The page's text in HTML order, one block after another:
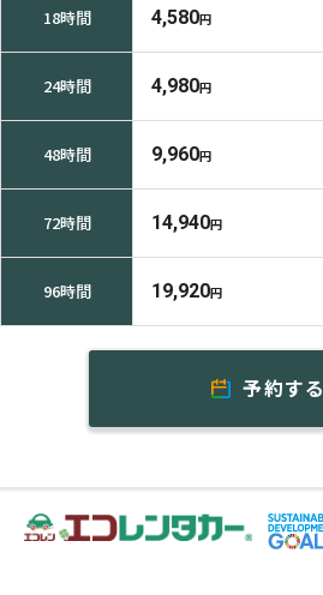
18時間 4,580円
24時間 4,980円
48時間 9,960円
72時間 14,940円
96時間 19,920円
予約する